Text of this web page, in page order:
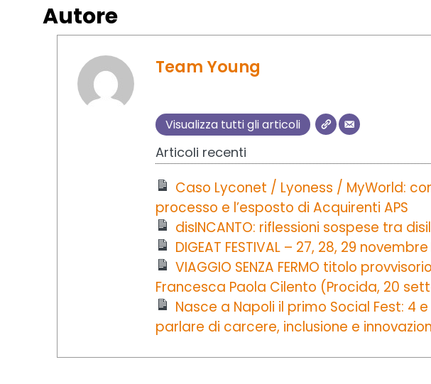
Autore
Team Young
Visualizza tutti gli articoli
Articoli recenti
Caso Lyconet / Lyoness / MyWorld:
processo e l’esposto di Acquirenti APS
disINCANTO: riflessioni sospese tra
DIGEAT FESTIVAL – 27, 28, 29
VIAGGIO SENZA FERMO titolo
Francesca Paola Cilento (Procida, 20
Nasce a Napoli il primo Social Fest: 4
parlare di carcere, inclusione e